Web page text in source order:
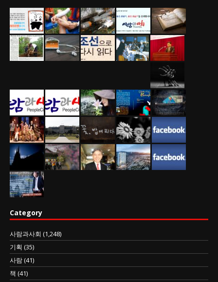
Category
사람과사회 (1,248)
기획 (35)
사람(41)
책 (41)